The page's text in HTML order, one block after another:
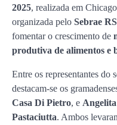
2025, realizada em
organizada pelo Sebrae RS
fomentar o crescimento de
produtiva de alimentos e
Entre os representantes do
destacam-se os
Casa Di Pietro, e
Pastaciutta. Ambos